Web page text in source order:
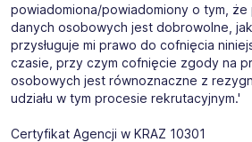
powiadomiona/powiadomiony o tym,
danych osobowych jest dobrowolne,
przysługuje mi prawo do cofnięcia
czasie, przy czym cofnięcie zgody na
osobowych jest równoznaczne z
udziału w tym procesie rekrutacyjnym.'
Certyfikat Agencji w KRAZ 10301